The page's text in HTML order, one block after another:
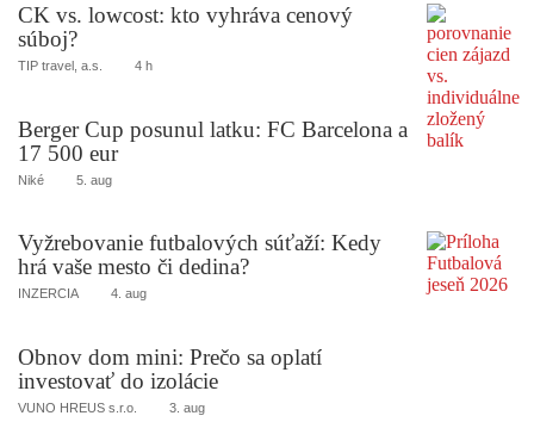
CK vs. lowcost: kto vyhráva cenový
súboj?
TIP travel, a.s. 4 h
Berger Cup posunul latku: FC Barcelona a
17 500 eur
Niké 5. aug
Vyžrebovanie futbalových súťaží: Kedy
hrá vaše mesto či dedina?
INZERCIA 4. aug
Obnov dom mini: Prečo sa oplatí
investovať do izolácie
VUNO HREUS s.r.o. 3. aug